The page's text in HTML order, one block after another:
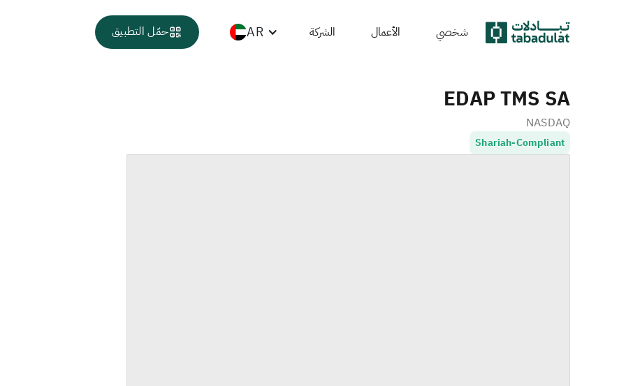
شخصي الأعمال الشركة AR حمّل التطبيق
EDAP TMS SA
NASDAQ
Shariah-Compliant